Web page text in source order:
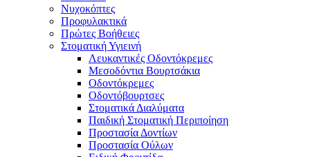
Νυχοκόπτες
Προφυλακτικά
Πρώτες Βοήθειες
Στοματική Υγιεινή
Λευκαντικές Οδοντόκρεμες
Μεσοδόντια Βουρτσάκια
Οδοντόκρεμες
Οδοντόβουρτσες
Στοματικά Διαλύματα
Παιδική Στοματική Περιποίηση
Προστασία Δοντίων
Προστασία Ούλων